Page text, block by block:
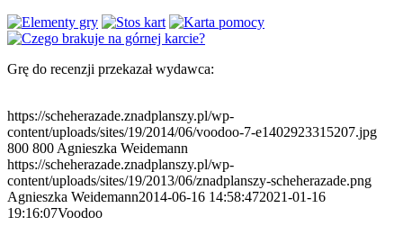
Grę do recenzji przekazał wydawca:
https://scheherazade.znadplanszy.pl/wp-
content/uploads/sites/19/2014/06/voodoo-7-e1402923315207.jpg
800 800 Agnieszka Weidemann
https://scheherazade.znadplanszy.pl/wp-
content/uploads/sites/19/2013/06/znadplanszy-scheherazade.png
Agnieszka Weidemann2014-06-16 14:58:472021-01-16
19:16:07Voodoo